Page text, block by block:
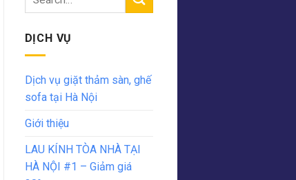
DỊCH VỤ
Dịch vụ giặt thảm sàn, ghế
sofa tại Hà Nội
Giới thiệu
LAU KÍNH TÒA NHÀ TẠI
HÀ NỘI #1 – Giảm giá